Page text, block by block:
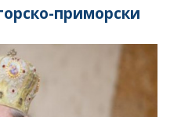
приморски